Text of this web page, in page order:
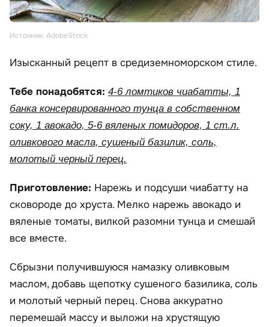
Источник: AdobeStock
Изысканный рецепт в средиземноморском стиле.
Тебе понадобятся: 4-6 ломтиков чиабатты, 1
банка консервированного тунца в собственном
соку, 1 авокадо, 5-6 вяленых помидоров, 1 ст.л.
оливкового масла, сушеный базилик, соль,
молотый черный перец.
Приготовление: Нарежь и подсуши чиабатту на
сковороде до хруста. Мелко нарежь авокадо и
вяленые томаты, вилкой разомни тунца и смешай
все вместе.
Сбрызни получившуюся намазку оливковым
маслом, добавь щепотку сушеного базилика, соль
и молотый черный перец. Снова аккуратно
перемешай массу и выложи на хрустящую